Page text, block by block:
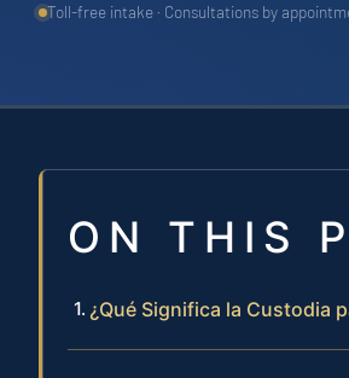
Toll-free intake · Consultations by
ON THIS
¿Qué Significa la Custodia